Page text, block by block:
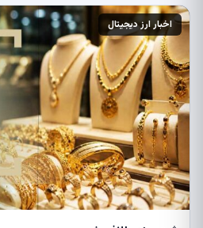
اخبار ارز دیجیتال